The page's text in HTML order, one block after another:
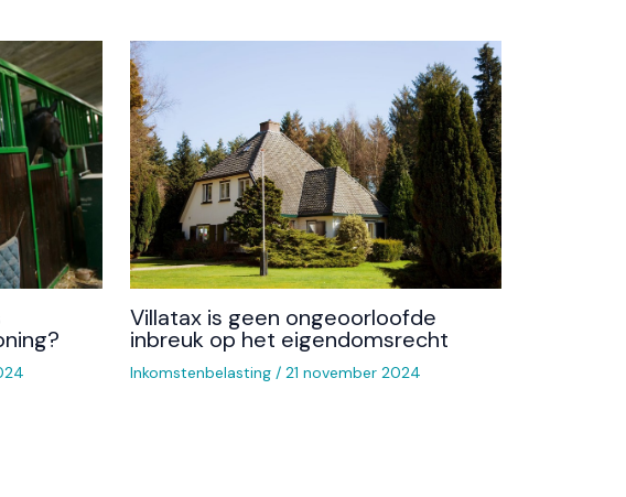
Villatax is geen ongeoorloofde
inbreuk op het eigendomsrecht
Inkomstenbelasting / 21 november 2024